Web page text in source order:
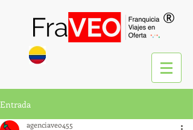
®
Entrada
agenciaveo455